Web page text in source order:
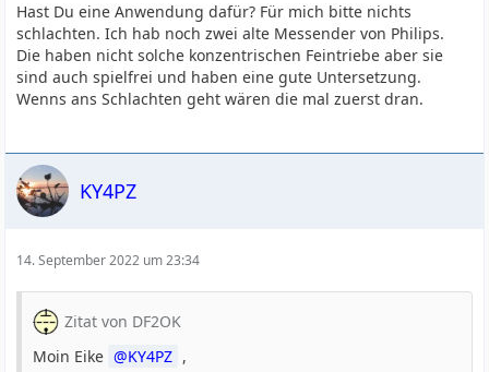
Hast Du eine Anwendung dafür? Für mich bitte nichts
schlachten. Ich hab noch zwei alte Messender von Philips.
Die haben nicht solche konzentrischen Feintriebe aber sie
sind auch spielfrei und haben eine gute Untersetzung.
Wenns ans Schlachten geht wären die mal zuerst dran.
KY4PZ
14. September 2022 um 23:34
Zitat von DF2OK
Moin Eike
KY4PZ ,